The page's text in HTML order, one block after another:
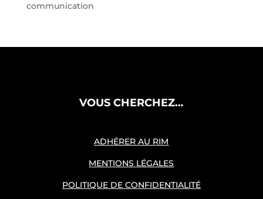
communication
VOUS CHERCHEZ…
ADHÉRER AU RIM
MENTIONS LÉGALES
POLITIQUE DE CONFIDENTIALITÉ